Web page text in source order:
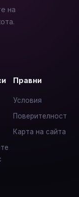
на
Правни
Условия
Поверителност
Карта на сайта